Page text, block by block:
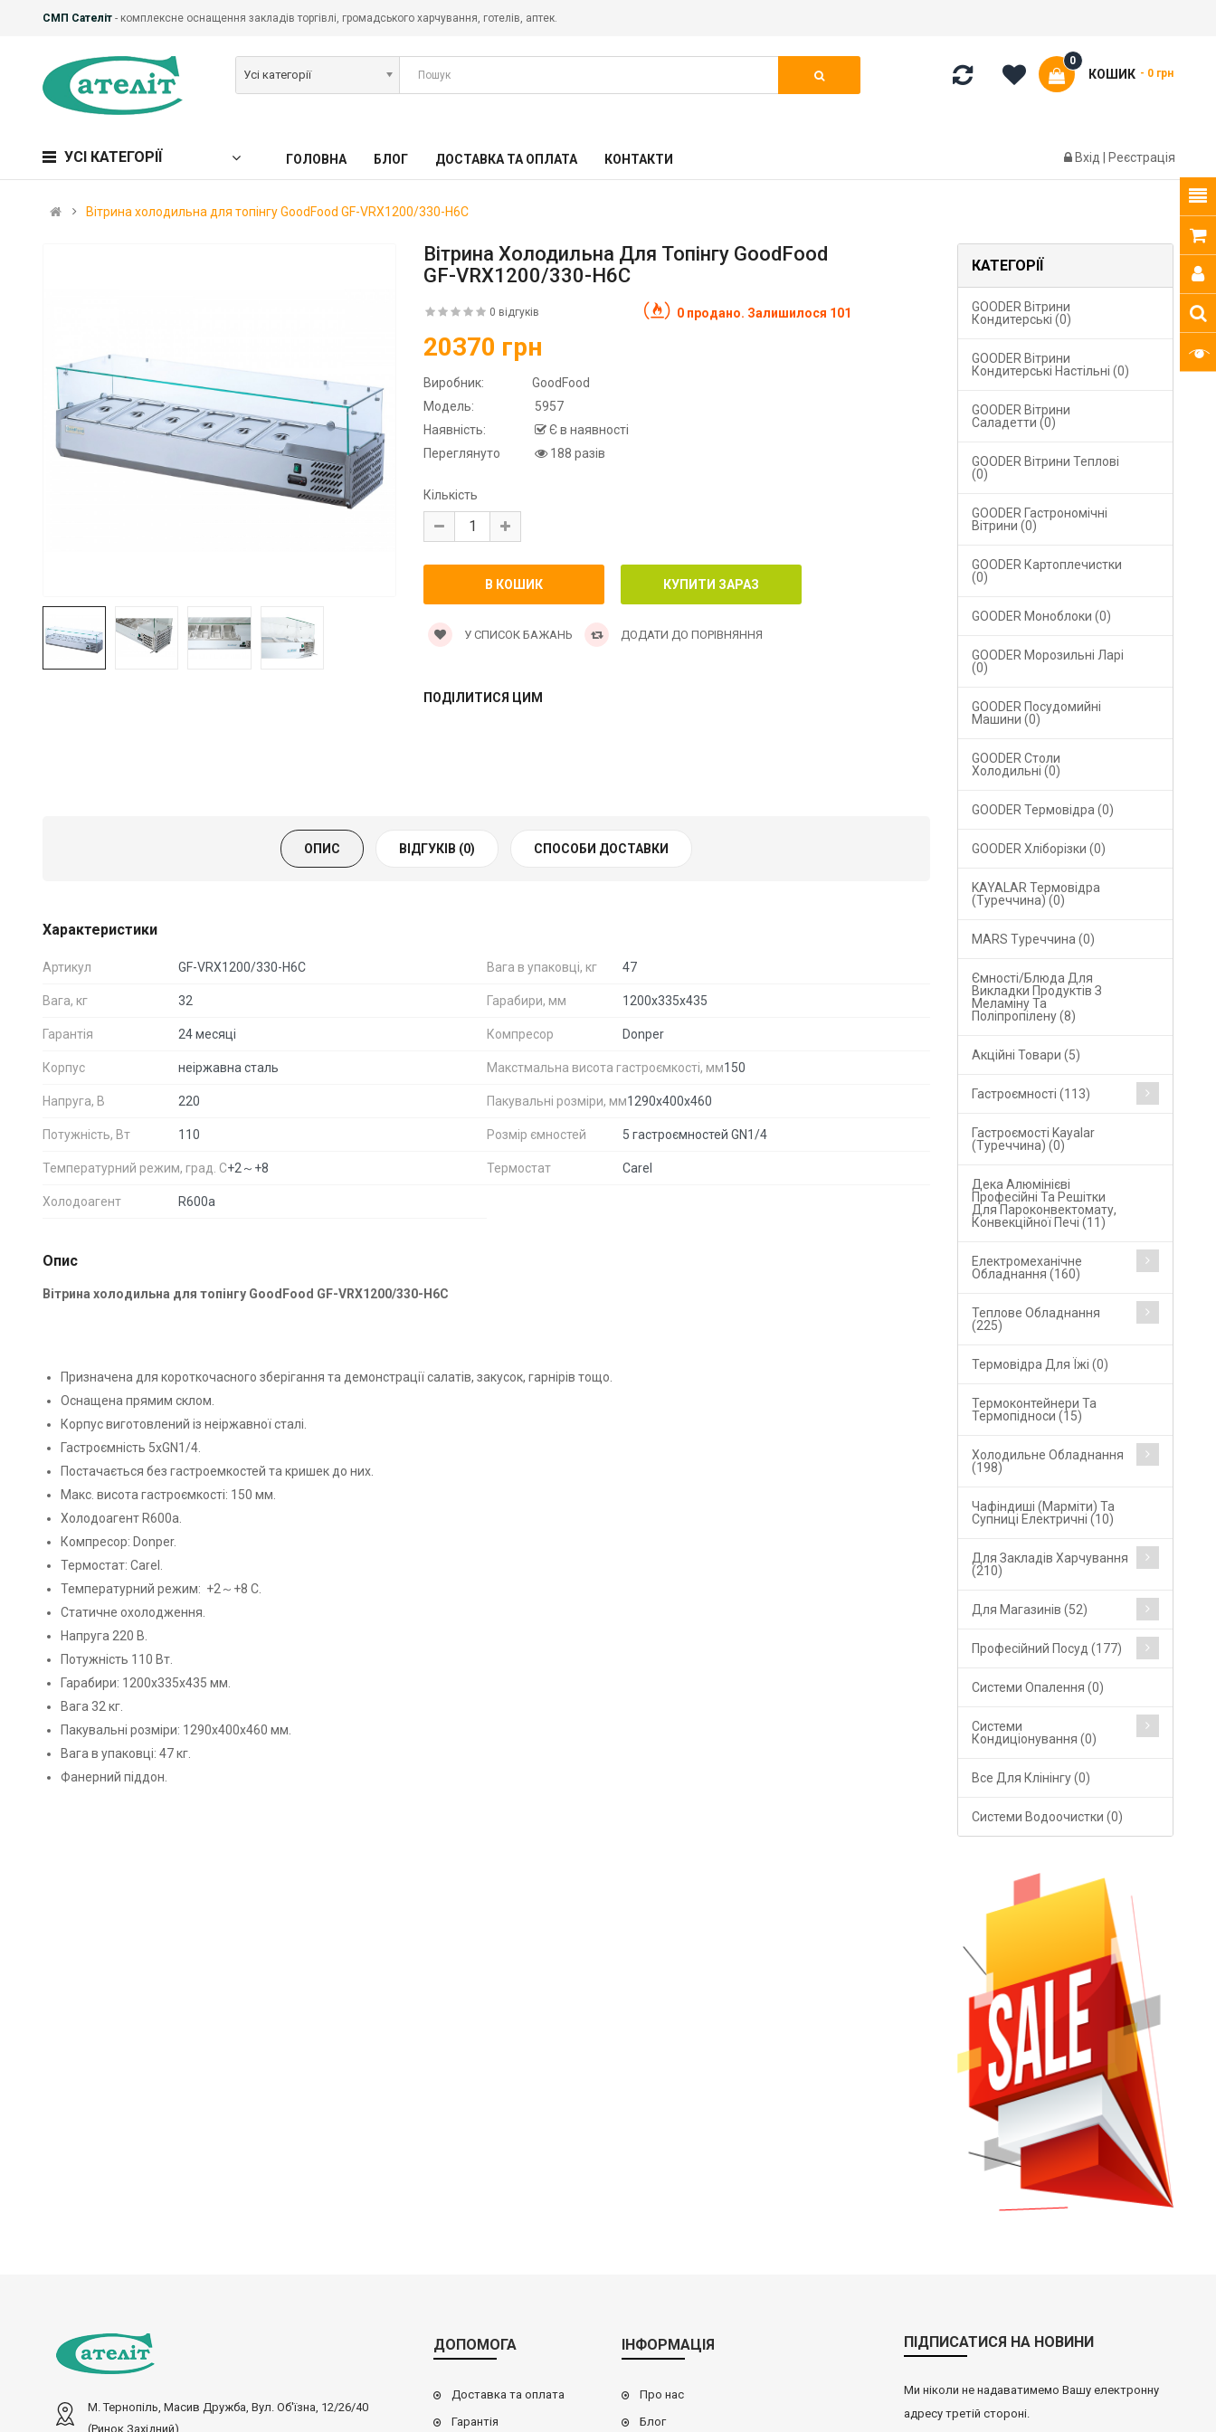
СМП Сателіт - комплексне оснащення закладів торгівлі, громадського харчування, готелів, аптек.
Усі категорії КОШИК
0
- 0 грн
УСІ КАТЕГОРІЇ ГОЛОВНА БЛОГ ДОСТАВКА ТА ОПЛАТА КОНТАКТИ Вхід Реєстрація
Вітрина холодильна для топінгу GoodFood GF-VRX1200/330-H6C
Вітрина Холодильна Для Топінгу GoodFood
GF-VRX1200/330-H6C
0 відгуків 0 продано. Залишилося 101
20370 грн
Виробник:
GoodFood
Модель:
5957
Наявність:
Є в наявності
Переглянуто
188 разів
Кількість
У СПИСОК БАЖАНЬ ДОДАТИ ДО ПОРІВНЯННЯ
ПОДІЛИТИСЯ ЦИМ
ОПИС ВІДГУКІВ (0) СПОСОБИ ДОСТАВКИ
Характеристики
Артикул GF-VRX1200/330-H6C Вага в упаковці, кг 47
Вага, кг 32 Гарабири, мм 1200х335х435
Гарантія 24 месяці Компресор Donper
Корпус неіржавна сталь Макстмальна висота гастроємкості, мм150
Напруга, В 220 Пакувальні розміри, мм1290х400х460
Потужність, Вт 110 Розмір ємностей 5 гастроємностей GN1/4
Температурний режим, град. С+2～+8 Термостат Carel
Холодоагент R600a
Опис
Вітрина холодильна для топінгу GoodFood GF-VRX1200/330-H6C
Призначена для короткочасного зберігання та демонстрації салатів, закусок, гарнірів тощо.
Оснащена прямим склом.
Корпус виготовлений із неіржавної сталі.
Гастроємність 5хGN1/4.
Постачається без гастроемкостей та кришек до них.
Макс. висота гастроємкості: 150 мм.
Холодоагент R600a.
Компресор: Donper.
Термостат: Carel.
Температурний режим: +2～+8 С.
Статичне охолодження.
Напруга 220 В.
Потужність 110 Вт.
Гарабири: 1200х335х435 мм.
Вага 32 кг.
Пакувальні розміри: 1290х400х460 мм.
Вага в упаковці: 47 кг.
Фанерний піддон.
КАТЕГОРІЇ
GOODER Вітрини
Кондитерські (0)
GOODER Вітрини
Кондитерські Настільні (0)
GOODER Вітрини
Саладетти (0)
GOODER Вітрини Теплові
(0)
GOODER Гастрономічні
Вітрини (0)
GOODER Картоплечистки
(0)
GOODER Моноблоки (0)
GOODER Морозильні Ларі
(0)
GOODER Посудомийні
Машини (0)
GOODER Столи
Холодильні (0)
GOODER Термовідра (0)
GOODER Хліборізки (0)
KAYALAR Термовідра
(Туреччина) (0)
MARS Туреччина (0)
Ємності/блюда Для
Викладки Продуктів З
Меламіну Та
Поліпропілену (8)
Акційні Товари (5)
Гастроємності (113)
Гастроємості Kayalar
(Туреччина) (0)
Дека Алюмінієві
Професійні Та Решітки
Для Пароконвектомату,
Конвекційної Печі (11)
Електромеханічне
Обладнання (160)
Теплове Обладнання
(225)
Термовідра Для Їжі (0)
Термоконтейнери Та
Термопідноси (15)
Холодильне Обладнання
(198)
Чафіндиші (марміти) Та
Супниці Електричні (10)
Для Закладів Харчування
(210)
Для Магазинів (52)
Професійний Посуд (177)
Cистеми Опалення (0)
Системи
Кондиціонування (0)
Все Для Клінінгу (0)
Системи Водоочистки (0)
М. Тернопіль, Масив Дружба, Вул. Об'їзна, 12/26/40
(ринок Західний)
ДОПОМОГА
Доставка та оплата
Гарантія
ІНФОРМАЦІЯ
Про нас
Блог
ПІДПИСАТИСЯ НА НОВИНИ
Ми ніколи не надаватимемо Вашу електронну
адресу третій стороні.